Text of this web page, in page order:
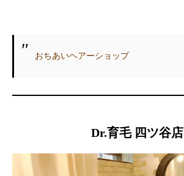
おちあいヘアーショップ
Dr.育毛 四ツ谷店